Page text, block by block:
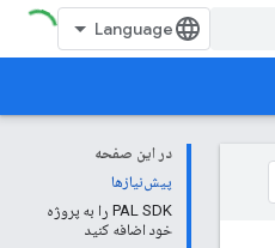
در این صفحه
پیش‌نیازها
PAL SDK را به پروژه
خود اضافه کنید